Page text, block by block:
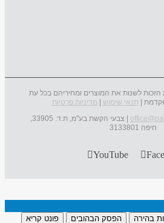
לשנות את המוצרים ומחיריהם בכל עת
| תנאי שימוש
מדיניות פרטיות
| צבעי הקשת בע"מ, ת.ד. 33905,
חיפה 3133801
YouTube
בהירה הפסק הבהובים פונט קריא